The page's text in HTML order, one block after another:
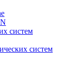
систем
систем